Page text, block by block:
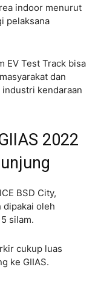
indoor menurut
pelaksana
EV Test Track bisa
dan
kendaraan
2022
BSD City,
dipakai oleh
silam.
cukup luas
ke GIIAS.